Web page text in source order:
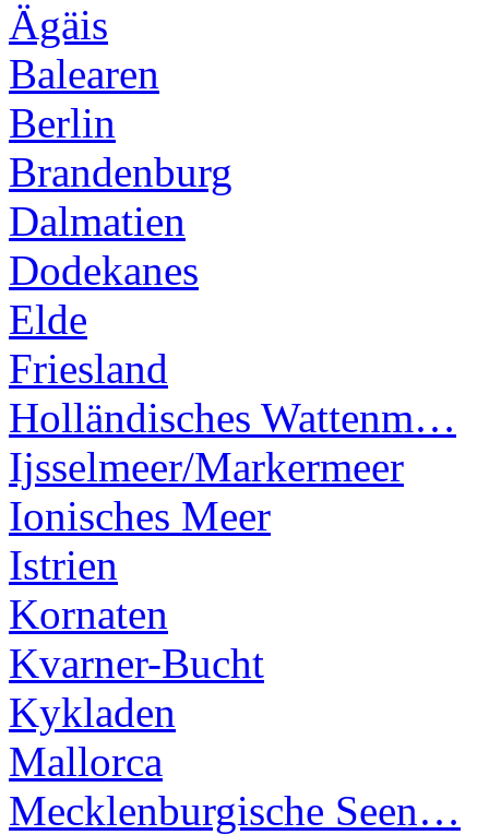
Ägäis
Balearen
Berlin
Brandenburg
Dalmatien
Dodekanes
Elde
Friesland
Holländisches Wattenm…
Ijsselmeer/Markermeer
Ionisches Meer
Istrien
Kornaten
Kvarner-Bucht
Kykladen
Mallorca
Mecklenburgische Seen…